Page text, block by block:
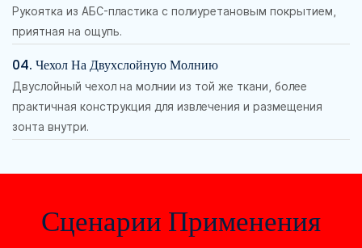
Рукоятка из АБС-пластика с полиуретановым покрытием,
приятная на ощупь.
04. Чехол На Двухслойную Молнию
Двуслойный чехол на молнии из той же ткани, более
практичная конструкция для извлечения и размещения
зонта внутри.
Сценарии Применения